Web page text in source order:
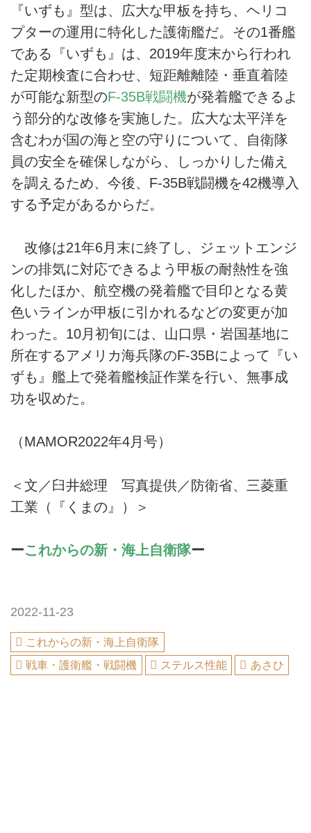
『いずも』型は、広大な甲板を持ち、ヘリコ
プターの運用に特化した護衛艦だ。その1番艦
である『いずも』は、2019年度末から行われ
た定期検査に合わせ、短距離離陸・垂直着陸
が可能な新型のF-35B戦闘機が発着艦できるよ
う部分的な改修を実施した。広大な太平洋を
含むわが国の海と空の守りについて、自衛隊
員の安全を確保しながら、しっかりした備え
を調えるため、今後、F-35B戦闘機を42機導入
する予定があるからだ。
改修は21年6月末に終了し、ジェットエンジ
ンの排気に対応できるよう甲板の耐熱性を強
化したほか、航空機の発着艦で目印となる黄
色いラインが甲板に引かれるなどの変更が加
わった。10月初旬には、山口県・岩国基地に
所在するアメリカ海兵隊のF-35Bによって『い
ずも』艦上で発着艦検証作業を行い、無事成
功を収めた。
（MAMOR2022年4月号）
＜文／臼井総理 写真提供／防衛省、三菱重
工業（『くまの』）＞
ーこれからの新・海上自衛隊ー
2022-11-23
これからの新・海上自衛隊
戦車・護衛艦・戦闘機
ステルス性能 あさひ